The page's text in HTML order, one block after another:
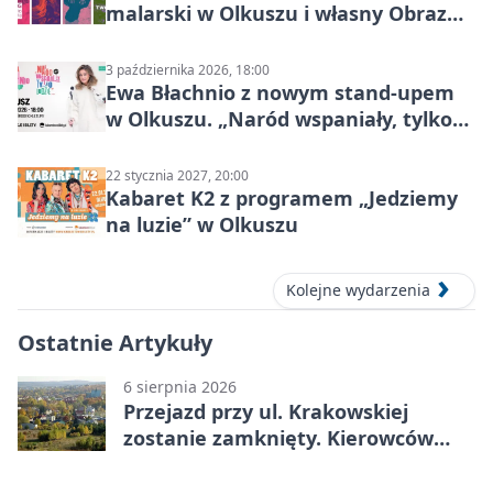
malarski w Olkuszu i własny Obraz
3 października 2026, 18:00
Ewa Błachnio z nowym stand-upem
w Olkuszu. „Naród wspaniały, tylko
22 stycznia 2027, 20:00
Kabaret K2 z programem „Jedziemy
na luzie” w Olkuszu
Kolejne wydarzenia
Ostatnie Artykuły
6 sierpnia 2026
Przejazd przy ul. Krakowskiej
zostanie zamknięty. Kierowców